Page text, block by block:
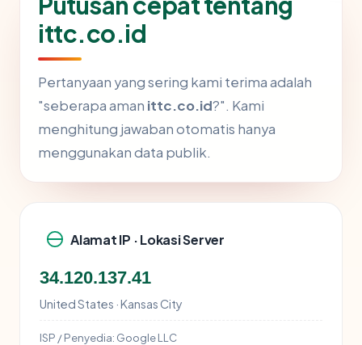
ittc.co.id
Pertanyaan yang sering kami terima adalah
"seberapa aman ittc.co.id?". Kami
menghitung jawaban otomatis hanya
menggunakan data publik.
Alamat IP · Lokasi Server
34.120.137.41
United States · Kansas City
ISP / Penyedia: Google LLC